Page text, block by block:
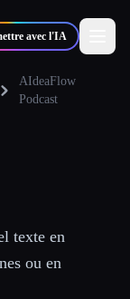
avec l'IA
AIdeaFlow
Podcast
texte en
ou en